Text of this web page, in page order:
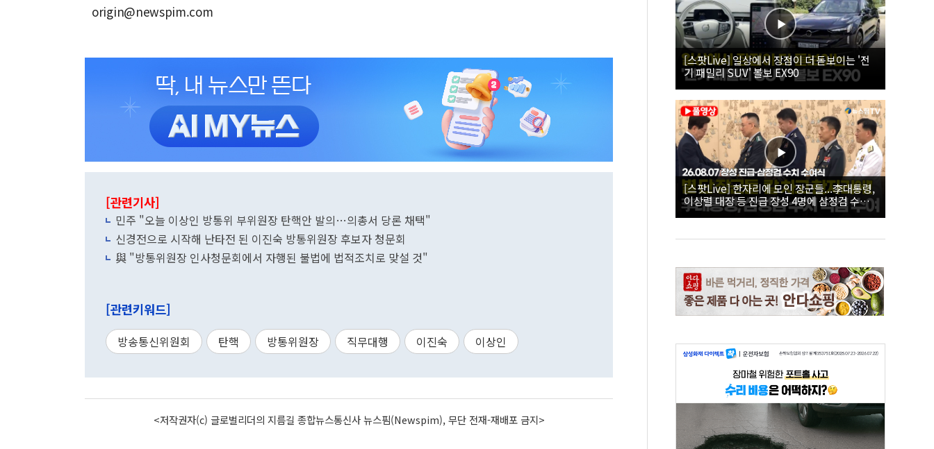
origin@newspim.com
[관련기사]
민주 "오늘 이상인 방통위 부위원장 탄핵안 발의…의총서 당론 채택"
신경전으로 시작해 난타전 된 이진숙 방통위원장 후보자 청문회
與 "방통위원장 인사청문회에서 자행된 불법에 법적조치로 맞설 것"
[관련키워드]
방송통신위원회 탄핵 방통위원장 직무대행 이진숙 이상인
<저작권자(c) 글로벌리더의 지름길 종합뉴스통신사 뉴스핌(Newspim), 무단 전재-재배포 금지>
[스팟Live] 일상에서 장점이 더 돋보이는 '전
기 패밀리 SUV' 볼보 EX90
[스팟Live] 한자리에 모인 장군들...李대통령,
이상렬 대장 등 진급 장성 4명에 삼정검 수치
직접 수여｜26.08.07 장성 진급·삼정검 수치